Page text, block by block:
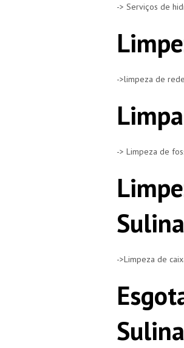
-> Serviços de
->limpeza de
-> Limpeza de
Sulina
->Limpeza de
Sulina